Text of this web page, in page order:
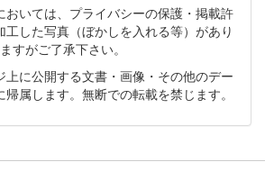
おいては、プライバシーの保護・掲載許
した写真（ぼかしを入れる等）があり
ますがご了承下さい。
上に公開する文書・画像・その他のデー
属します。無断での転載を禁じます。